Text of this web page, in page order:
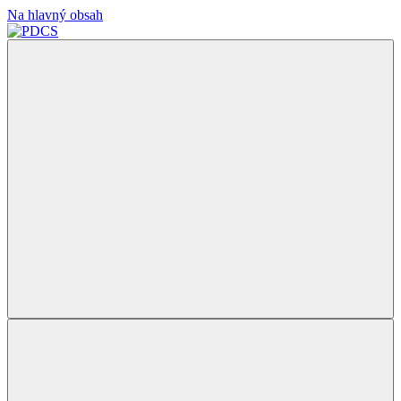
Na hlavný obsah